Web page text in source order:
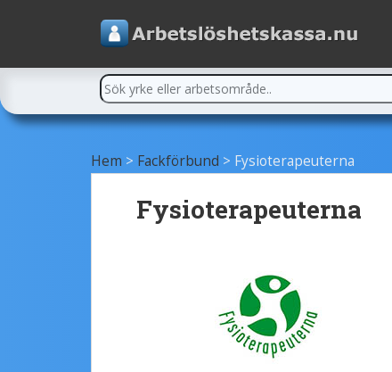
Hem > Fackförbund > Fysioterapeuterna
Fysioterapeuterna